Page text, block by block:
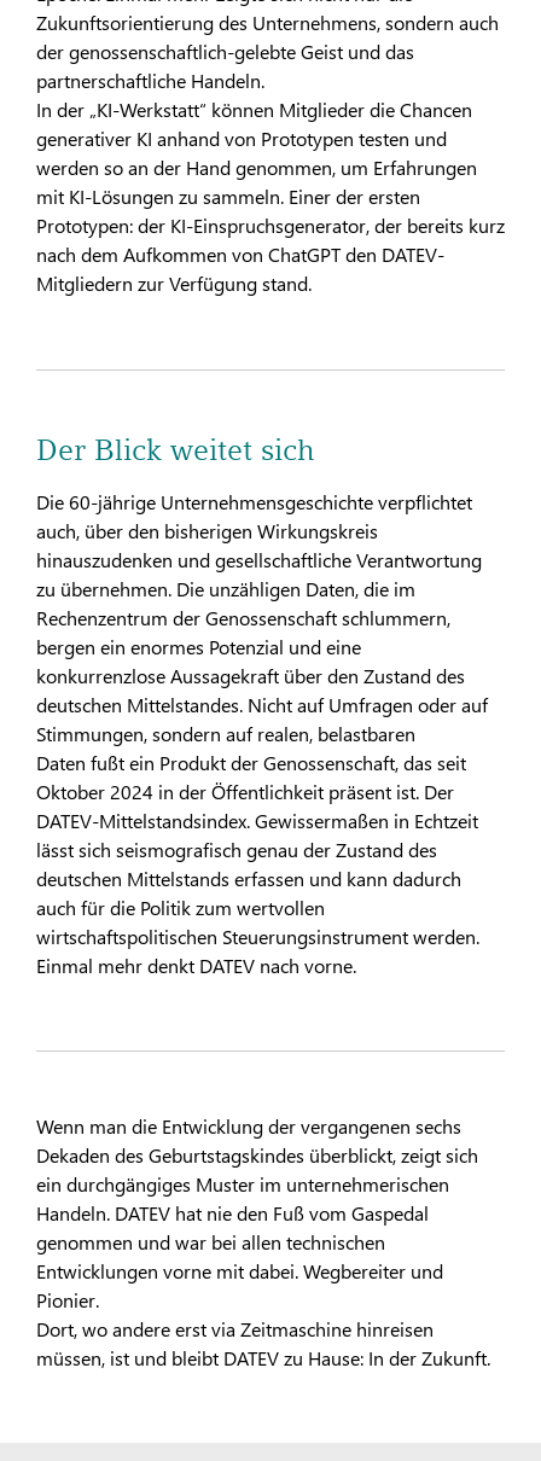
Zukunftsorientierung des Unternehmens, sondern auch
der genossenschaftlich-gelebte Geist und das
partnerschaftliche Handeln.
In der „KI-Werkstatt“ können Mitglieder die Chancen
generativer KI anhand von Prototypen testen und
werden so an der Hand genommen, um Erfahrungen
mit KI-Lösungen zu sammeln. Einer der ersten
Prototypen: der KI-Einspruchsgenerator, der bereits kurz
nach dem Aufkommen von ChatGPT den DATEV-
Mitgliedern zur Verfügung stand.
Der Blick weitet sich
Die 60-jährige Unternehmensgeschichte verpflichtet
auch, über den bisherigen Wirkungskreis
hinauszudenken und gesellschaftliche Verantwortung
zu übernehmen. Die unzähligen Daten, die im
Rechenzentrum der Genossenschaft schlummern,
bergen ein enormes Potenzial und eine
konkurrenzlose Aussagekraft über den Zustand des
deutschen Mittelstandes. Nicht auf Umfragen oder auf
Stimmungen, sondern auf realen, belastbaren
Daten fußt ein Produkt der Genossenschaft, das seit
Oktober 2024 in der Öffentlichkeit präsent ist. Der
DATEV-Mittelstandsindex. Gewissermaßen in Echtzeit
lässt sich seismografisch genau der Zustand des
deutschen Mittelstands erfassen und kann dadurch
auch für die Politik zum wertvollen
wirtschaftspolitischen Steuerungsinstrument werden.
Einmal mehr denkt DATEV nach vorne.
Wenn man die Entwicklung der vergangenen sechs
Dekaden des Geburtstagskindes überblickt, zeigt sich
ein durchgängiges Muster im unternehmerischen
Handeln. DATEV hat nie den Fuß vom Gaspedal
genommen und war bei allen technischen
Entwicklungen vorne mit dabei. Wegbereiter und
Pionier.
Dort, wo andere erst via Zeitmaschine hinreisen
müssen, ist und bleibt DATEV zu Hause: In der Zukunft.